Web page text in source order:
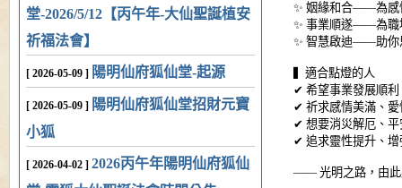
堂-2026/5/12【丙午年-大仙聖誕植安
祈福法會】
[ 2026-05-09 ] 陽明仙府狐仙堂-起源
[ 2026-05-09 ] 陽明仙府狐仙堂招財元寶
小狐
[ 2026-04-02 ] 2026丙午年陽明仙府狐仙
✨ 姻緣和合——為感
✨ 事業順遂——為職
✨ 智慧啟迪——助你
▍適合點燈的人
✔ 希望事業發展順
✔ 祈求感情美滿、愛
✔ 想要消災解厄、平
✔ 追求靈性提升、
—— 光明之路，由此